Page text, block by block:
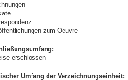
zum Oeuvre
erschlossen
Umfang der Verzeichnungseinheit: